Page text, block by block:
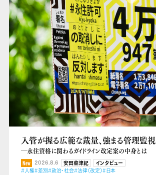
入管が握る広範な裁量、強まる管理監視
―永住資格に関わるガイドライン改定案の中身とは
2026.8.6 安田菜津紀
インタビュー
#人権#差別#政治・社会#法律（改定）#日本